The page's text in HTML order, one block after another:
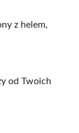
z helem,
od Twoich